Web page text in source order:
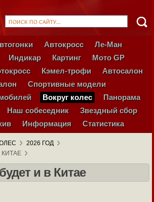
Автокросс
Ле-Ман
Индикар Картинг
Мото GP
Кэмел-трофи
Автосалон
Спортивные модели
Вокруг колес
Панорама
Наш собеседник
Звездный сбор
Информация Статистика
2026 ГОД
КИТАЕ
и в Китае